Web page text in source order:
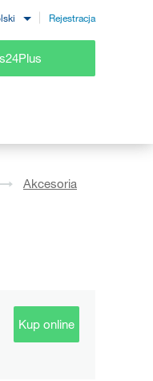
Rejestracja
Akcesoria
Kup online